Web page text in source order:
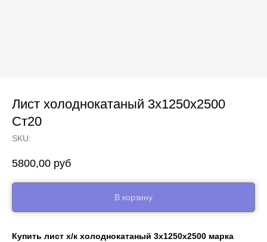
Лист холоднокатаный 3х1250х2500
Ст20
SKU:
5800,00 руб
В корзину
Купить лист х/к холоднокатаный 3х1250х2500 марка